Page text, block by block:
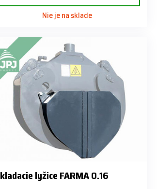
Nie je na sklade
lyžice FARMA 0.16